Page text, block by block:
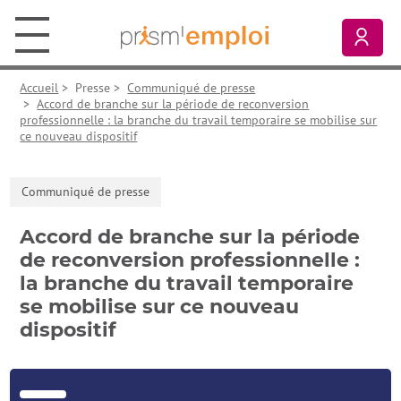
Prism’emploi, retour à l'accueil
Accueil > Presse >Communiqué de presse
>Accord de branche sur la période de reconversion
professionnelle : la branche du travail temporaire se mobilise sur
ce nouveau dispositif
Communiqué de presse
Accord de branche sur la période
de reconversion professionnelle :
la branche du travail temporaire
se mobilise sur ce nouveau
dispositif